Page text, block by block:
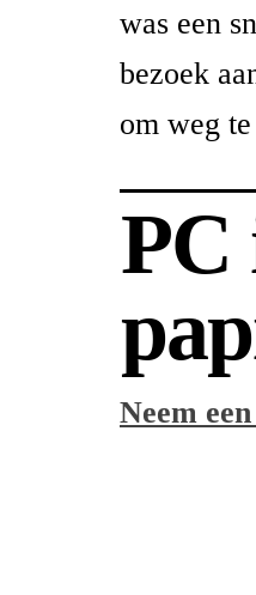
was een
bezoek
om weg
PC
Neem